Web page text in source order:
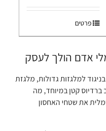
פרטים
אדם הולך לעסק
בניגוד למלגזות גדולות, מלגזת
קטן במיוחד, מה
את שטחי האחסון